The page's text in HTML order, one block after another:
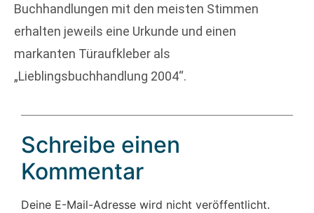
Buchhandlungen mit den meisten Stimmen
erhalten jeweils eine Urkunde und einen
markanten Türaufkleber als
„Lieblingsbuchhandlung 2004“.
Schreibe einen
Kommentar
Deine E-Mail-Adresse wird nicht veröffentlicht.